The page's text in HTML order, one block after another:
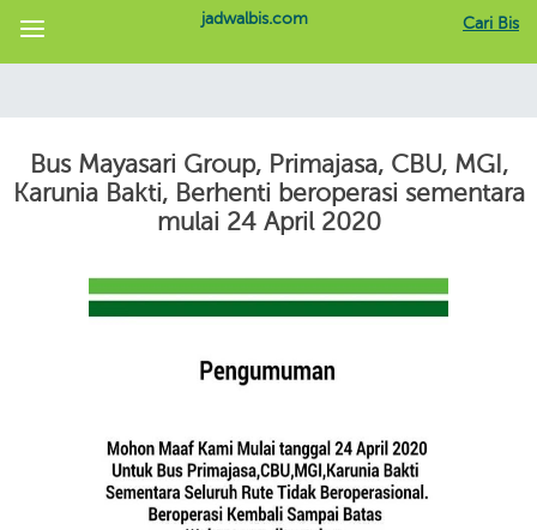
Cari Bis
jadwalbis.com
Bus Mayasari Group, Primajasa, CBU, MGI,
Karunia Bakti, Berhenti beroperasi sementara
mulai 24 April 2020